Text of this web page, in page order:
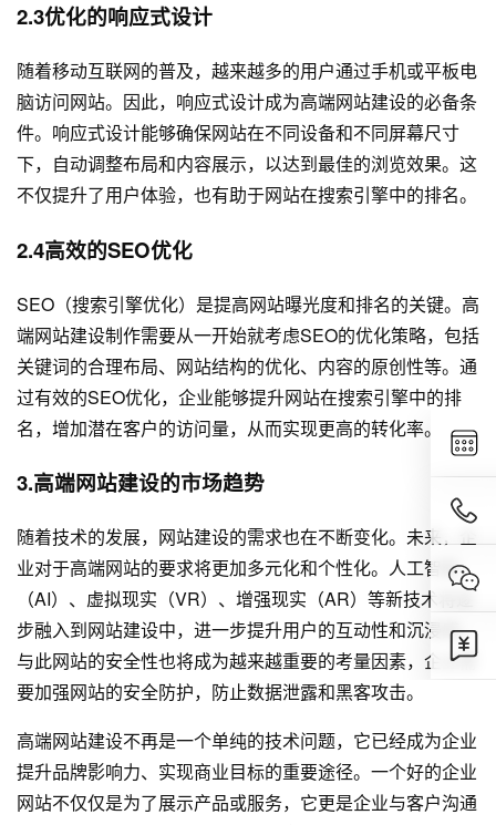
2.3优化的响应式设计
随着移动互联网的普及，越来越多的用户通过手机或平板电
脑访问网站。因此，响应式设计成为高端网站建设的必备条
件。响应式设计能够确保网站在不同设备和不同屏幕尺寸
下，自动调整布局和内容展示，以达到最佳的浏览效果。这
不仅提升了用户体验，也有助于网站在搜索引擎中的排名。
2.4高效的SEO优化
SEO（搜索引擎优化）是提高网站曝光度和排名的关键。高
端网站建设制作需要从一开始就考虑SEO的优化策略，包括
关键词的合理布局、网站结构的优化、内容的原创性等。通
过有效的SEO优化，企业能够提升网站在搜索引擎中的排
名，增加潜在客户的访问量，从而实现更高的转化率。
3.高端网站建设的市场趋势
随着技术的发展，网站建设的需求也在不断变化。未来，企
业对于高端网站的要求将更加多元化和个性化。人工智能
（AI）、虚拟现实（VR）、增强现实（AR）等新技术将逐
步融入到网站建设中，进一步提升用户的互动性和沉浸感。
与此网站的安全性也将成为越来越重要的考量因素，企业需
要加强网站的安全防护，防止数据泄露和黑客攻击。
高端网站建设不再是一个单纯的技术问题，它已经成为企业
提升品牌影响力、实现商业目标的重要途径。一个好的企业
网站不仅仅是为了展示产品或服务，它更是企业与客户沟通